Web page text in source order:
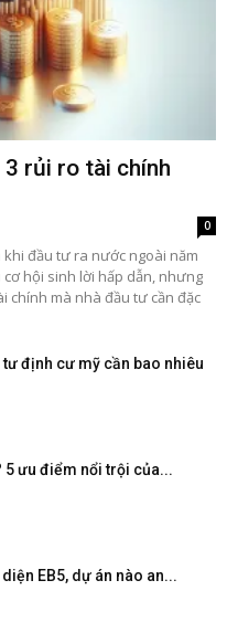
rủi ro tài chính
0
đầu tư ra nước ngoài năm
hội sinh lời hấp dẫn, nhưng
chính mà nhà đầu tư cần đặc
định cư mỹ cần bao nhiêu
5 ưu điểm nổi trội của...
EB5, dự án nào an...